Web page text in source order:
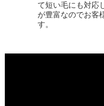
て短い毛にも対応
が豊富なのでお客
す。